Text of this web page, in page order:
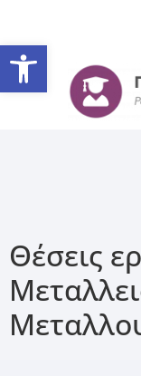
Ανοίξτε
Θέσεις